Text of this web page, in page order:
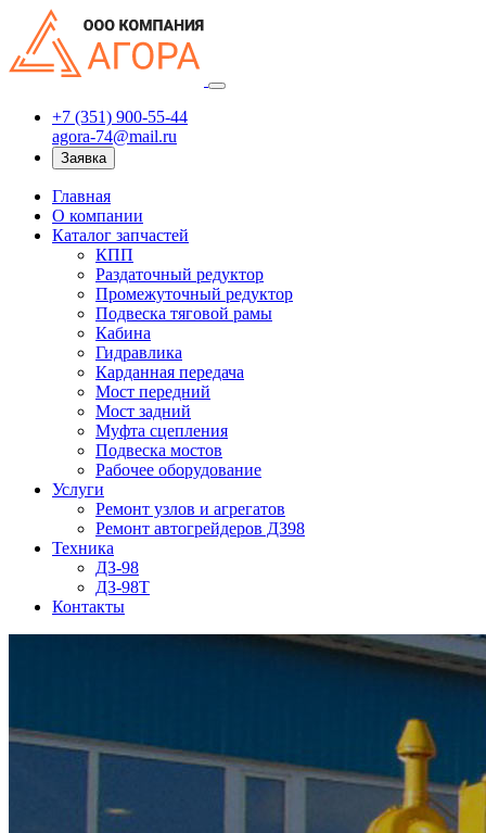
+7 (351) 900-55-44
agora-74@mail.ru
Заявка
Главная
О компании
Каталог запчастей
КПП
Раздаточный редуктор
Промежуточный редуктор
Подвеска тяговой рамы
Кабина
Гидравлика
Карданная передача
Мост передний
Мост задний
Муфта сцепления
Подвеска мостов
Рабочее оборудование
Услуги
Ремонт узлов и агрегатов
Ремонт автогрейдеров ДЗ98
Техника
ДЗ-98
ДЗ-98Т
Контакты